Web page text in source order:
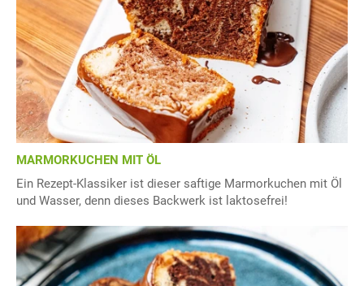
MARMORKUCHEN MIT ÖL
Ein Rezept-Klassiker ist dieser saftige Marmorkuchen mit Öl
und Wasser, denn dieses Backwerk ist laktosefrei!